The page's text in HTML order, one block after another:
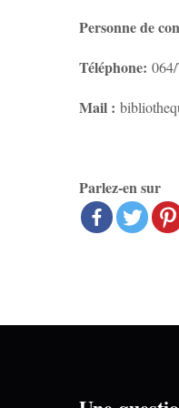
Personne de
Téléphone:
Mail :
Parlez-en sur